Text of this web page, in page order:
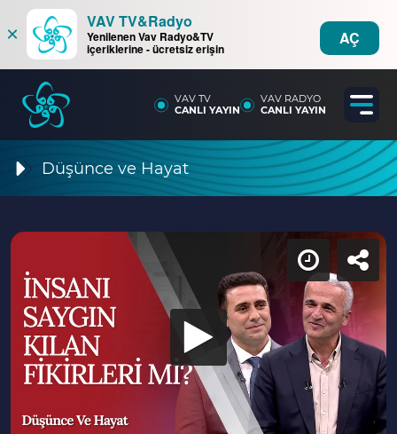
×
VAV TV&Radyo
Yenilenen Vav Radyo&TV
içeriklerine - ücretsiz erişin
AÇ
VAV TV
CANLI YAYIN
VAV RADYO
CANLI YAYIN
Düşünce ve Hayat